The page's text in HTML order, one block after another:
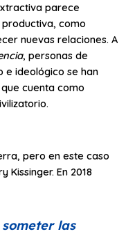
parece
como
nuevas relaciones. A
, personas de
e ideológico se han
cuenta como
pero en este caso
Kissinger. En 2018
las